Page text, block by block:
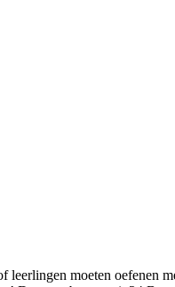
leerlingen moeten oefenen